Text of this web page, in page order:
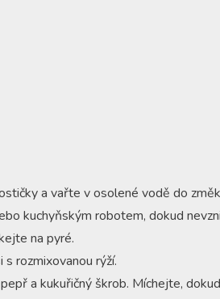
a vařte v osolené vodě do
kuchyňským robotem, dokud
na pyré.
rozmixovanou rýží.
a kukuřičný škrob. Míchejte,